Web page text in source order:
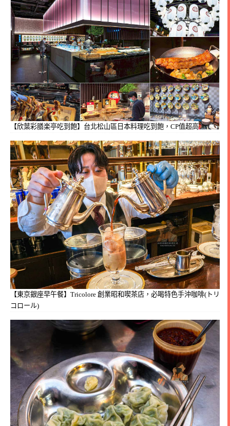
【欣葉彩膳楽亭吃到飽】台北松山區日本料理吃到飽，CP值超高
【東京銀座早午餐】Tricolore 創業昭和喫茶店，必喝特色手沖咖啡(トリ
コロール)